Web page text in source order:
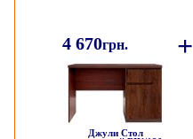
4 670грн.
Джули Стол
+